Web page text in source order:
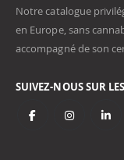
Notre catalogue
en Europe, sans
accompagné de son
SUIVEZ-NOUS SUR